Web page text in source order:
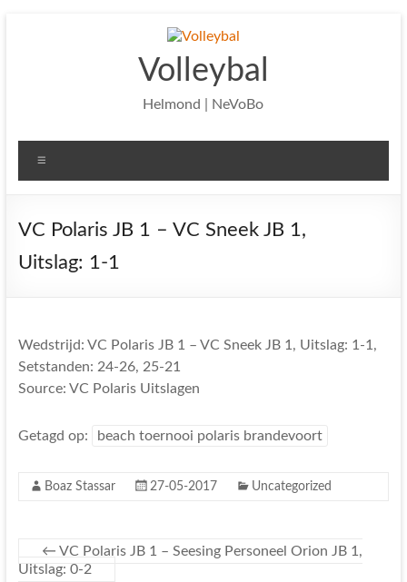
Volleybal
Helmond | NeVoBo
VC Polaris JB 1 – VC Sneek JB 1,
Uitslag: 1-1
Wedstrijd: VC Polaris JB 1 – VC Sneek JB 1, Uitslag: 1-1,
Setstanden: 24-26, 25-21
Source: VC Polaris Uitslagen
Getagd op: beach toernooi polaris brandevoort
Boaz Stassar 27-05-2017 Uncategorized
← VC Polaris JB 1 – Seesing Personeel Orion JB 1,
Uitslag: 0-2